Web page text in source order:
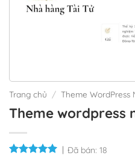
Trang chủ / Theme WordPress
Theme wordpress
Đã bán: 18